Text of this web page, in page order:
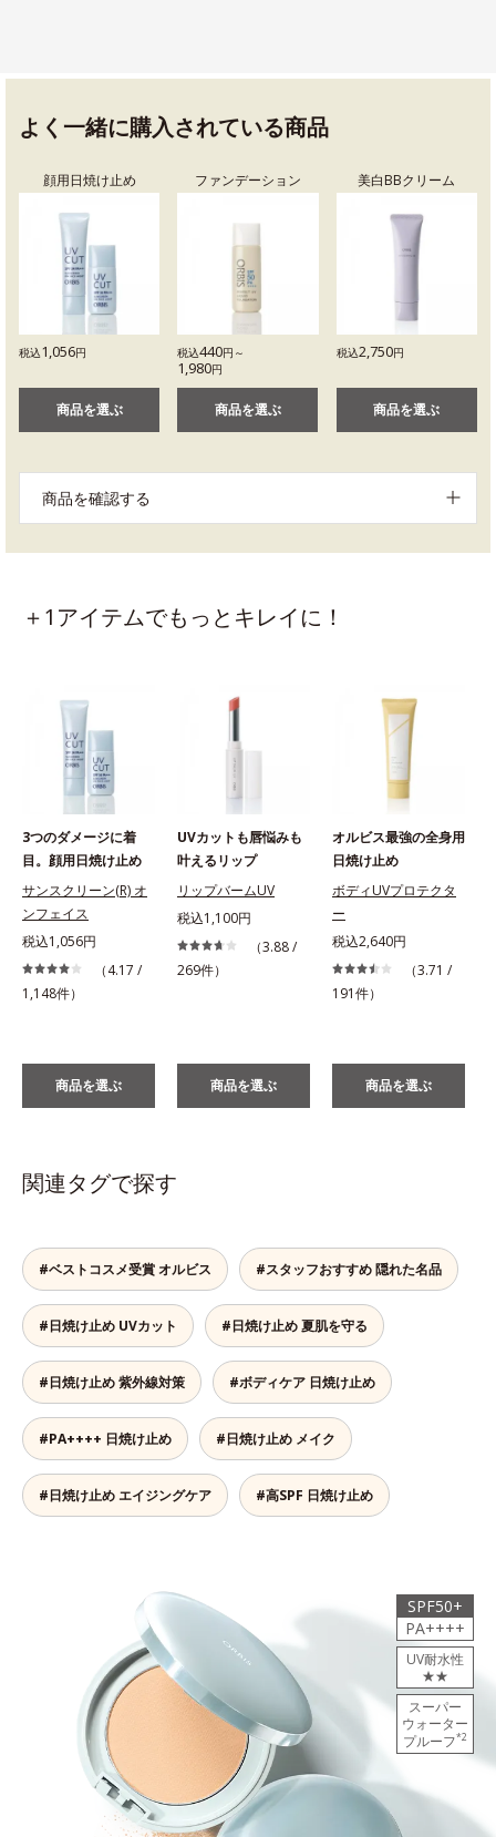
よく一緒に購入されている商品
顔用日焼け止め
税込1,056円
商品を選ぶ
ファンデーション
税込440円～
1,980円
商品を選ぶ
美白BBクリーム
税込2,750円
商品を選ぶ
商品を確認する
＋1アイテムでもっとキレイに！
3つのダメージに着
目。顔用日焼け止め
サンスクリーン(R) オ
ンフェイス
税込1,056円
（4.17 /
1,148件）
商品を選ぶ
UVカットも唇悩みも
叶えるリップ
リップバームUV
税込1,100円
（3.88 /
269件）
商品を選ぶ
オルビス最強の全身用
日焼け止め
ボディUVプロテクタ
ー
税込2,640円
（3.71 /
191件）
商品を選ぶ
関連タグで探す
#ベストコスメ受賞 オルビス #スタッフおすすめ 隠れた名品
#日焼け止め UVカット #日焼け止め 夏肌を守る
#日焼け止め 紫外線対策 #ボディケア 日焼け止め
#PA++++ 日焼け止め #日焼け止め メイク
#日焼け止め エイジングケア #高SPF 日焼け止め
SPF50+
PA++++
UV耐水性
★★
スーパー
ウォーター
プルーフ*2